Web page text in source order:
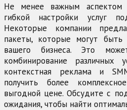
Не менее важным аспектом
гибкой настройки услуг
Некоторые компании
пакеты, которые могут
вашего бизнеса. Это
комбинирование различных
контекстная реклама и
получить более
выгодной цене. Обсудите с
ожидания, чтобы найти